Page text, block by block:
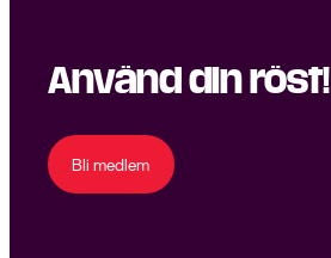
Använd din röst!
Bli medlem